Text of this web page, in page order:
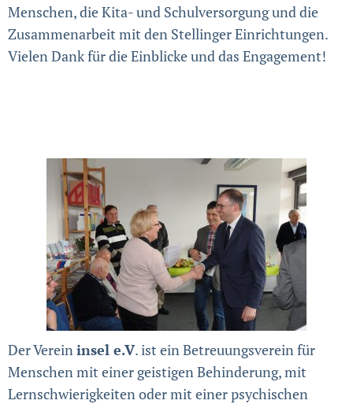
Menschen, die Kita- und Schulversorgung und die
Zusammenarbeit mit den Stellinger Einrichtungen.
Vielen Dank für die Einblicke und das Engagement!
Der Vereininsel e.V. ist ein Betreuungsverein für
Menschen mit einer geistigen Behinderung, mit
Lernschwierigkeiten oder mit einer psychischen